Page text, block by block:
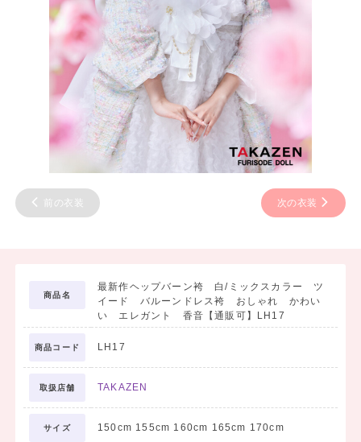
前の衣装 次の衣装
商品名
最新作ヘップバーン袴 白/ミックスカラー ツ
イード バルーンドレス袴 おしゃれ かわい
い エレガント 香音【通販可】LH17
商品コード LH17
取扱店舗 TAKAZEN
サイズ 150cm 155cm 160cm 165cm 170cm